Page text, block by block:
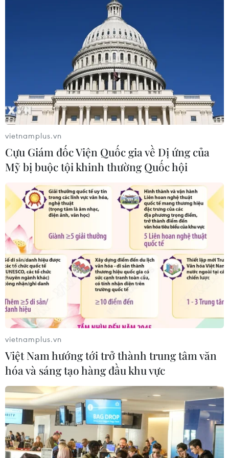
Hà Nội kiểm soát chặt chẽ, minh
bạch bữa ăn bán trú trước thềm năm
Hưng Yên chuyển trụ sở dôi dư
thành trường học, mở rộng không
gian giáo dục
05/08/2026 01:21
Bảo đảm ngày khai giảng thực sự là
ngày hội của học sinh và giáo viên
04/08/2026 22:42
Phát động giải báo chí toàn quốc "Vì
sự nghiệp Giáo dục Việt Nam" năm
2026
04/08/2026 12:36
Vụ gian lận điểm thi tại Tuyên
Quang: Sáng mai (5/8), công bố
phương án xử lý
04/08/2026 11:11
Nghệ An: Gấp rút hoàn thiện trường
lớp, cải thiện điều kiện dạy học
04/08/2026 04:35
vietnamplus.vn
Cựu Giám đốc Viện Quốc gia về Dị ứng của
Mỹ bị buộc tội khinh thường Quốc hội
vietnamplus.vn
Việt Nam hướng tới trở thành trung tâm văn
hóa và sáng tạo hàng đầu khu vực